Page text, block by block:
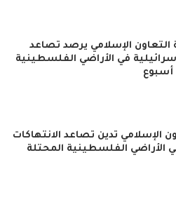
الإسلامي يرصد تصاعد
في الأراضي الفلسطينية
أسبوع
الإسلامي تدين تصاعد الانتهاكات
الأراضي الفلسطينية المحتلة